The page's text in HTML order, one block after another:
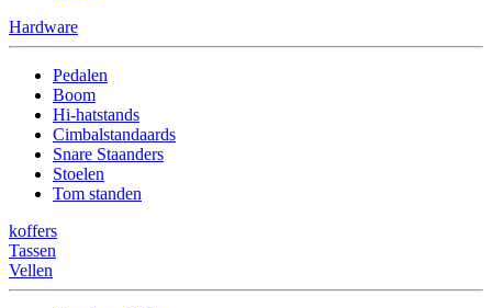
Hardware
Pedalen
Boom
Hi-hatstands
Cimbalstandaards
Snare Staanders
Stoelen
Tom standen
koffers
Tassen
Vellen